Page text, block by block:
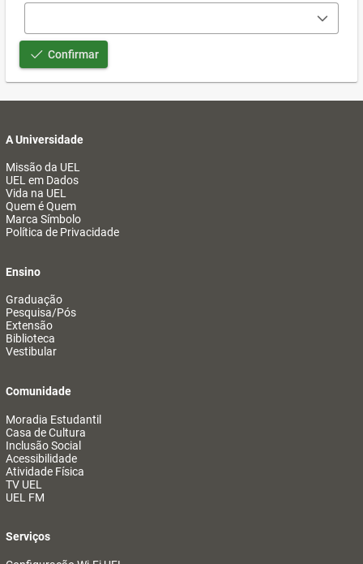
Confirmar
A Universidade
Missão da UEL
UEL em Dados
Vida na UEL
Quem é Quem
Marca Símbolo
Política de Privacidade
Ensino
Graduação
Pesquisa/Pós
Extensão
Biblioteca
Vestibular
Comunidade
Moradia Estudantil
Casa de Cultura
Inclusão Social
Acessibilidade
Atividade Física
TV UEL
UEL FM
Serviços